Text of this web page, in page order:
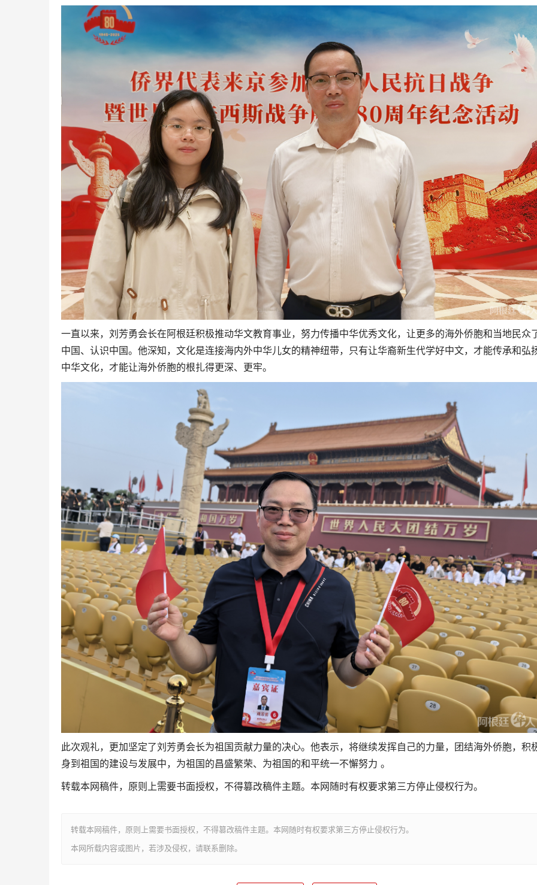
一直以来，刘芳勇会长在阿根廷积极推动华文教育事业，努力传播中华优秀文化，让更多的海外侨胞和当地民众
中国、认识中国。他深知，文化是连接海内外中华儿女的精神纽带，只有让华裔新生代学好中文，才能传承和弘
中华文化，才能让海外侨胞的根扎得更深、更牢。
此次观礼，更加坚定了刘芳勇会长为祖国贡献力量的决心。他表示，将继续发挥自己的力量，团结海外侨胞，积
身到祖国的建设与发展中，为祖国的昌盛繁荣、为祖国的和平统一不懈努力 。
转载本网稿件，原则上需要书面授权，不得篡改稿件主题。本网随时有权要求第三方停止侵权行为。
转载本网稿件，原则上需要书面授权，不得篡改稿件主题。本网随时有权要求第三方停止侵权行为。
本网所载内容或图片，若涉及侵权，请联系删除。